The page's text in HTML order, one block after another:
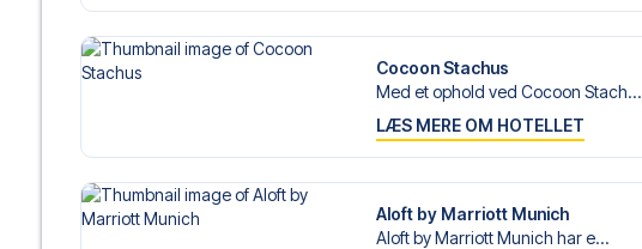
Cocoon Stachus
Med et ophold ved Cocoon Stach...
LÆS MERE OM HOTELLET
Aloft by Marriott Munich
Aloft by Marriott Munich har e...